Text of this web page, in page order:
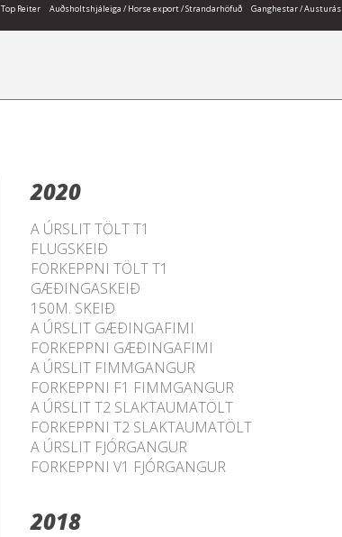
Top Reiter Auðsholtshjáleiga / Horse export / Strandarhöfuð Ganghestar / Austurás
2020
A ÚRSLIT TÖLT T1
FLUGSKEIÐ
FORKEPPNI TÖLT T1
GÆÐINGASKEIÐ
150M. SKEIÐ
A ÚRSLIT GÆÐINGAFIMI
FORKEPPNI GÆÐINGAFIMI
A ÚRSLIT FIMMGANGUR
FORKEPPNI F1 FIMMGANGUR
A ÚRSLIT T2 SLAKTAUMATÖLT
FORKEPPNI T2 SLAKTAUMATÖLT
A ÚRSLIT FJÓRGANGUR
FORKEPPNI V1 FJÓRGANGUR
2018